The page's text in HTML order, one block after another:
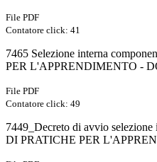
File PDF
Contatore click: 41
7465 Selezione interna
PER L'APPRENDIMENTO -
File PDF
Contatore click: 49
7449_Decreto di avvio
DI PRATICHE PER